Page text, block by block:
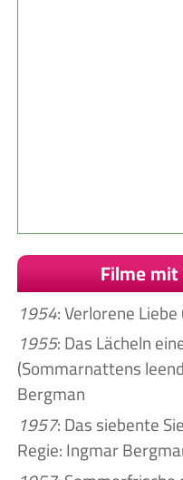
Filme
1954: Verlorene
1955: Das Lächeln
(Sommarnattens
Bergman
1957: Das siebente
Regie: Ingmar